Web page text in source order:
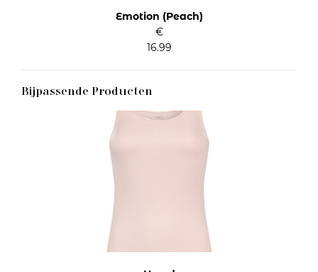
Emotion (Peach)
€
16.99
Bijpassende Producten